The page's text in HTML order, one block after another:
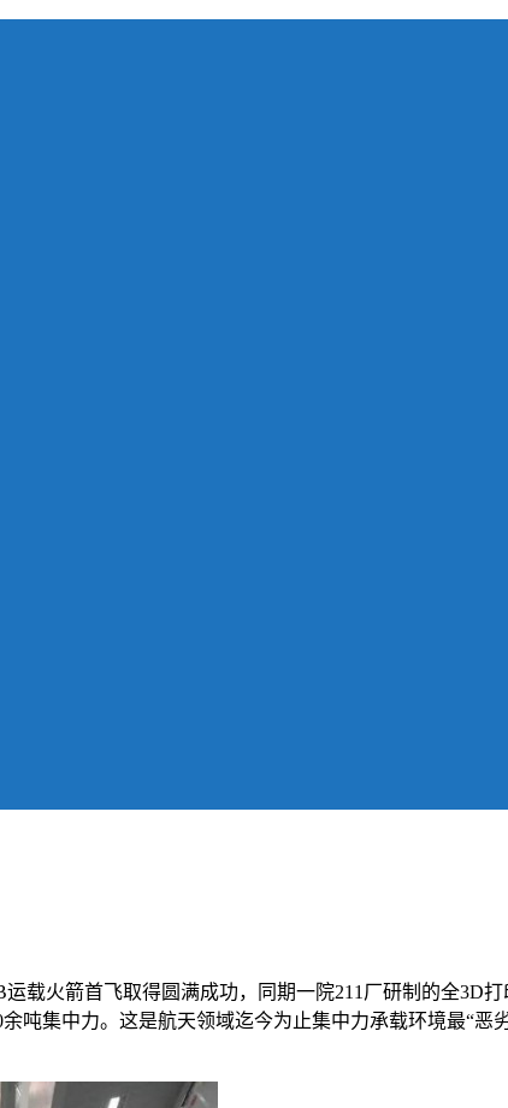
载火箭首飞取得圆满成功，同期一院211厂研制的全3D
吨集中力。这是航天领域迄今为止集中力承载环境最“恶